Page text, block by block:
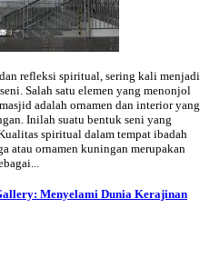
refleksi spiritual, sering kali menjadi
Salah satu elemen yang menonjol
adalah ornamen dan interior yang
Inilah suatu bentuk seni yang
spiritual dalam tempat ibadah
atau ornamen kuningan merupakan
Menyelami Dunia Kerajinan